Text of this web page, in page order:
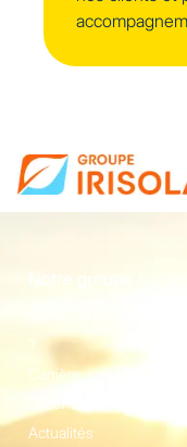
Notre groupe
?
Carrière
Partenaires
Actualités